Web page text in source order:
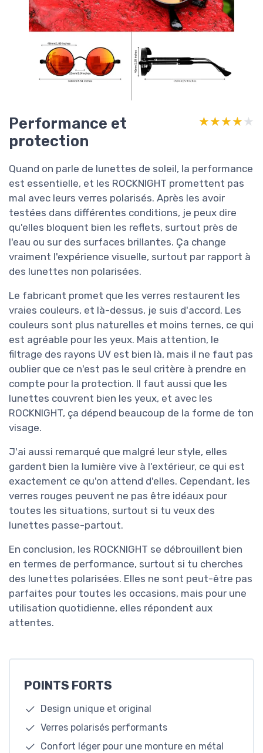
Performance et
protection
★★★★★
★★★★★
Quand on parle de lunettes de soleil, la performance
est essentielle, et les ROCKNIGHT promettent pas
mal avec leurs verres polarisés. Après les avoir
testées dans différentes conditions, je peux dire
qu'elles bloquent bien les reflets, surtout près de
l'eau ou sur des surfaces brillantes. Ça change
vraiment l'expérience visuelle, surtout par rapport à
des lunettes non polarisées.
Le fabricant promet que les verres restaurent les
vraies couleurs, et là-dessus, je suis d'accord. Les
couleurs sont plus naturelles et moins ternes, ce qui
est agréable pour les yeux. Mais attention, le
filtrage des rayons UV est bien là, mais il ne faut pas
oublier que ce n'est pas le seul critère à prendre en
compte pour la protection. Il faut aussi que les
lunettes couvrent bien les yeux, et avec les
ROCKNIGHT, ça dépend beaucoup de la forme de ton
visage.
J'ai aussi remarqué que malgré leur style, elles
gardent bien la lumière vive à l'extérieur, ce qui est
exactement ce qu'on attend d'elles. Cependant, les
verres rouges peuvent ne pas être idéaux pour
toutes les situations, surtout si tu veux des
lunettes passe-partout.
En conclusion, les ROCKNIGHT se débrouillent bien
en termes de performance, surtout si tu cherches
des lunettes polarisées. Elles ne sont peut-être pas
parfaites pour toutes les occasions, mais pour une
utilisation quotidienne, elles répondent aux
attentes.
POINTS FORTS
Design unique et original
Verres polarisés performants
Confort léger pour une monture en métal